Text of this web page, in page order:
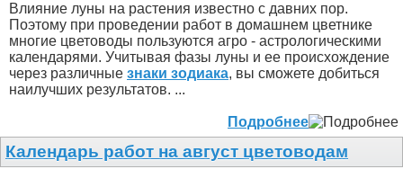
Влияние луны на растения известно с давних пор.
Поэтому при проведении работ в домашнем цветнике
многие цветоводы пользуются агро - астрологическими
календарями. Учитывая фазы луны и ее происхождение
через различные знаки зодиака, вы сможете добиться
наилучших результатов. ...
Подробнее
Календарь работ на август цветоводам